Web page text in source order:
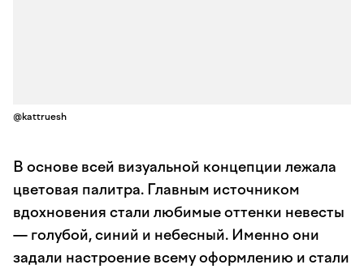
@kattruesh
В основе всей визуальной концепции лежала
цветовая палитра. Главным источником
вдохновения стали любимые оттенки невесты
— голубой, синий и небесный. Именно они
задали настроение всему оформлению и стали